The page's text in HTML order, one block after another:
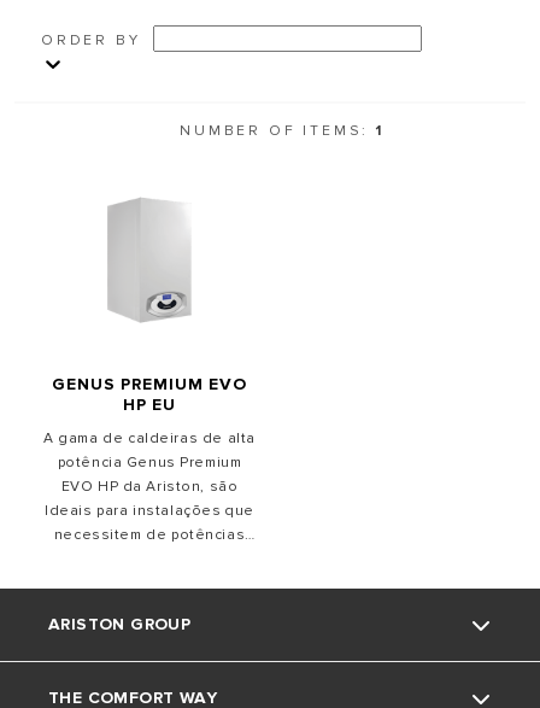
ORDER BY
NUMBER OF ITEMS: 1
GENUS PREMIUM EVO
HP EU
A gama de caldeiras de alta
potência Genus Premium
EVO HP da Ariston, são
Ideais para instalações que
necessitem de potências
uma gestão simples e
energético e racionalizam
ARISTON GROUP
THE COMFORT WAY